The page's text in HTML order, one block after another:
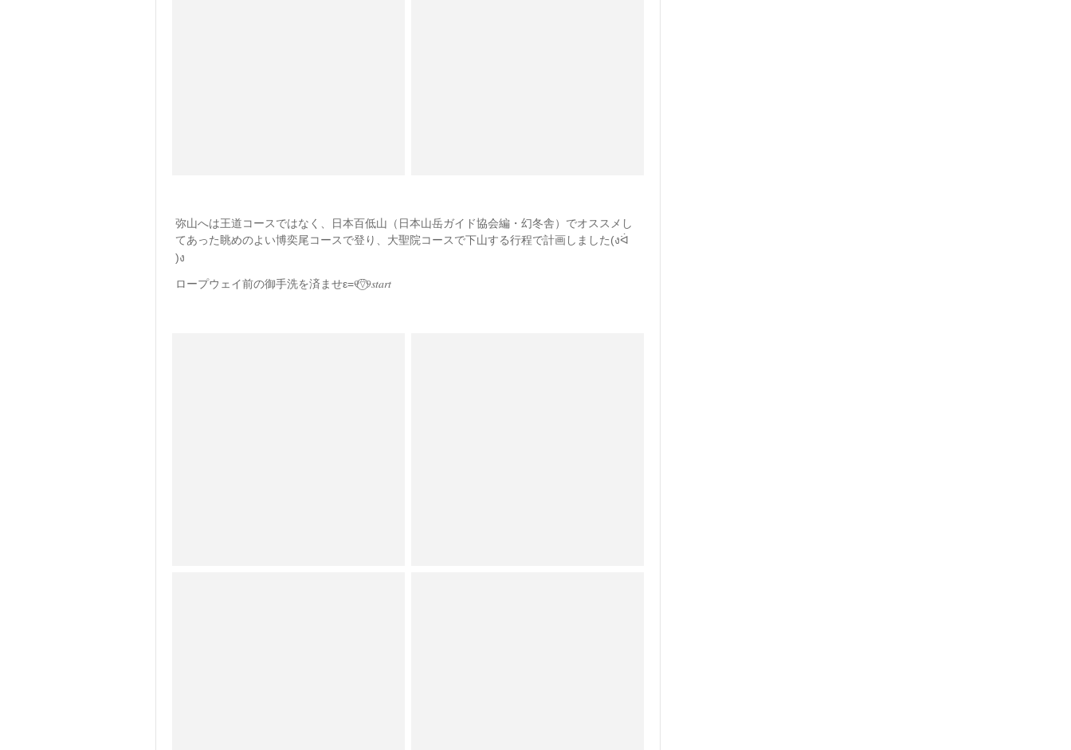
弥山へは王道コースではなく、日本百低山（日本山岳ガイド協会編・幻冬舎）でオススメし
てあった眺めのよい博奕尾コースで登り、大聖院コースで下山する行程で計画しました(งᐛ
)ง
ロープウェイ前の御手洗を済ませε=୧⍢⃝୨𝑠𝑡𝑎𝑟𝑡